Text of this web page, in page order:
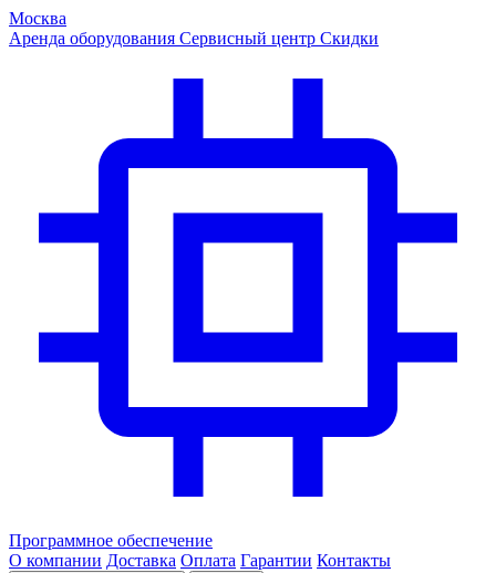
Москва
Аренда оборудования Сервисный центр Скидки
Программное обеспечение
О компании Доставка Оплата Гарантии Контакты